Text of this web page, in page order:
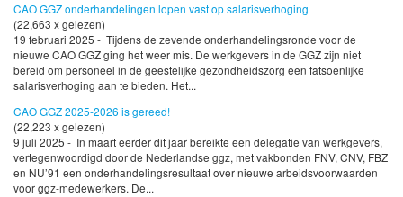
CAO GGZ onderhandelingen lopen vast op salarisverhoging
(22,663 x gelezen)
19 februari 2025 - Tijdens de zevende onderhandelingsronde voor de
nieuwe CAO GGZ ging het weer mis. De werkgevers in de GGZ zijn niet
bereid om personeel in de geestelijke gezondheidszorg een fatsoenlijke
salarisverhoging aan te bieden. Het...
CAO GGZ 2025-2026 is gereed!
(22,223 x gelezen)
9 juli 2025 - In maart eerder dit jaar bereikte een delegatie van werkgevers,
vertegenwoordigd door de Nederlandse ggz, met vakbonden FNV, CNV, FBZ
en NU’91 een onderhandelingsresultaat over nieuwe arbeidsvoorwaarden
voor ggz-medewerkers. De...